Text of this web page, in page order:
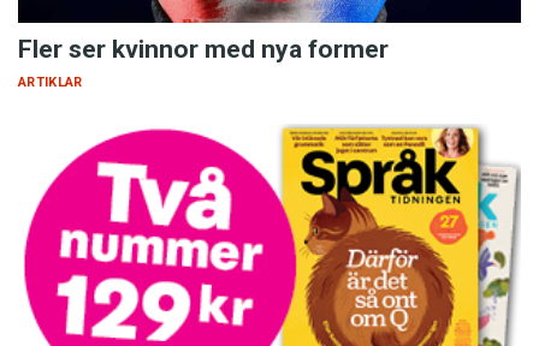
Fler ser kvinnor med nya former
ARTIKLAR